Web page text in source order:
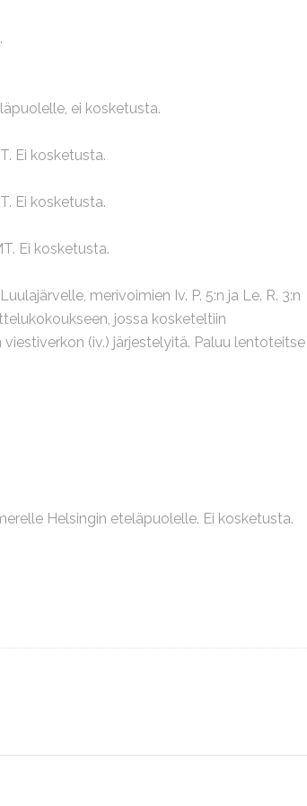
ei kosketusta.
Ei kosketusta.
Ei kosketusta.
Ei kosketusta.
merivoimien Iv. P. 5:n ja Le. R. 3:n
jossa kosketeltiin
(iv.) järjestelyitä. Paluu lentoteitse
Helsingin eteläpuolelle. Ei kosketusta.